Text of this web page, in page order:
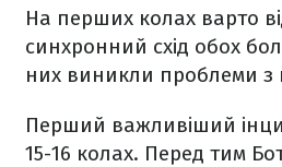
На перших колах варто
синхронний схід обох
них виникли проблеми з
Перший важливіший
15-16 колах. Перед тим